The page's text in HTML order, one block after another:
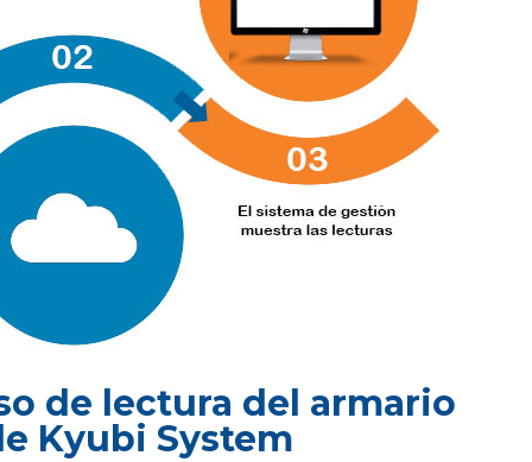
de lectura del armario
Kyubi System